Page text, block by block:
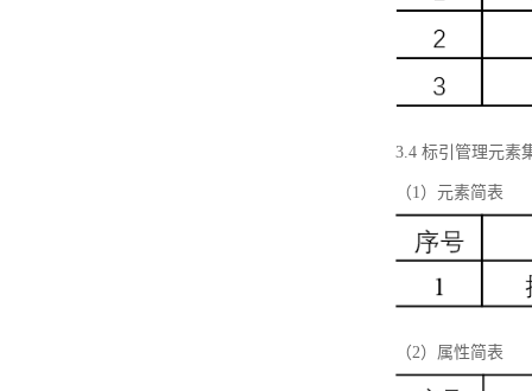
3.4 标引管理元素
（1）元素简表
（2）属性简表